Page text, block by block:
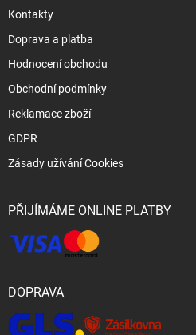
Kontakty
Doprava a platba
Hodnocení obchodu
Obchodní podmínky
Reklamace zboží
GDPR
Zásady užívání Cookies
PŘIJÍMÁME ONLINE PLATBY
DOPRAVA